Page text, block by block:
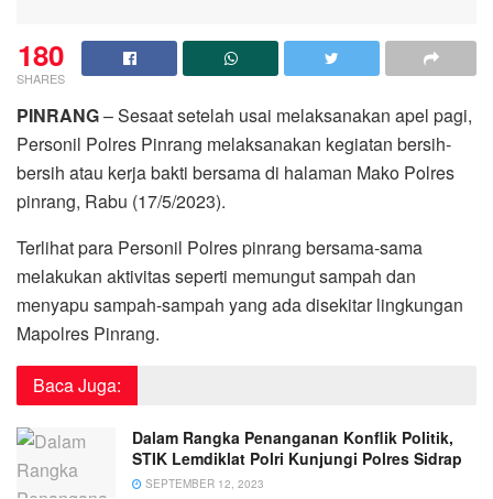
180
SHARES
PINRANG– Sesaat setelah usai melaksanakan apel pagi,
Personil Polres Pinrang melaksanakan kegiatan bersih-
bersih atau kerja bakti bersama di halaman Mako Polres
pinrang, Rabu (17/5/2023).
Terlihat para Personil Polres pinrang bersama-sama
melakukan aktivitas seperti memungut sampah dan
menyapu sampah-sampah yang ada disekitar lingkungan
Mapolres Pinrang.
Baca Juga:
Dalam Rangka Penanganan Konflik Politik,
STIK Lemdiklat Polri Kunjungi Polres Sidrap
SEPTEMBER 12, 2023